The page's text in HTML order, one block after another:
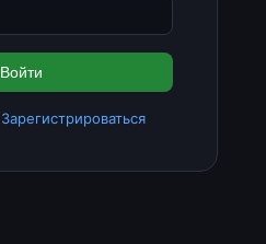
Войти
Зарегистрироваться